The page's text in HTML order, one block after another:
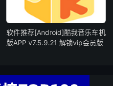
软件推荐[Android]酷我音乐车机
版APP v7.5.9.21 解锁vip会员版